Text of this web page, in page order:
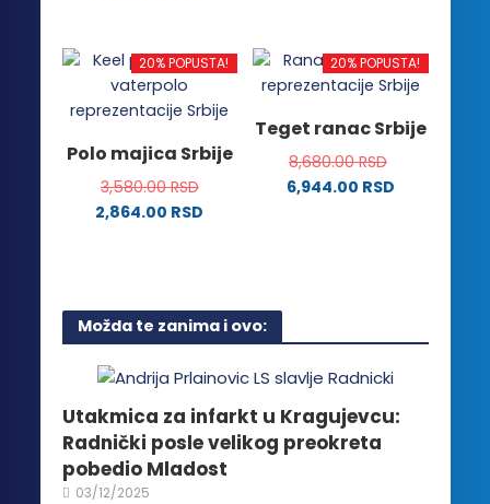
proizvoda.
proizvoda.
ima
više
varijanti.
mogu
biti
izabrane
više
varijanti.
mogu
biti
izabrane
20% POPUSTA!
Polo majica Srbije
3,580.00RSD
2,864.00 RSD
više
varijanti.
mogu
biti
izabrane
na
stranici
20% POPUSTA!
Teget ranac Srbije
8,680.00RSD
6,944.00 RSD
Možda te zanima i ovo:
Utakmica za infarkt u Kragujevcu:
Radnički posle velikog preokreta
pobedio Mladost
03/12/2025